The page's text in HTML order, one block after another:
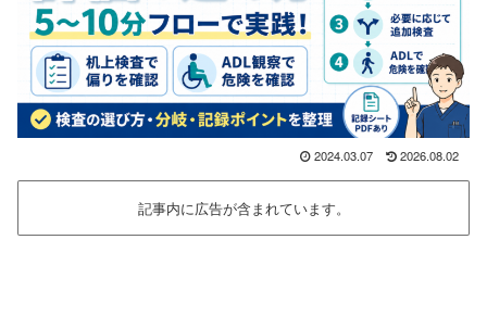
2024.03.07 2026.08.02
記事内に広告が含まれています。